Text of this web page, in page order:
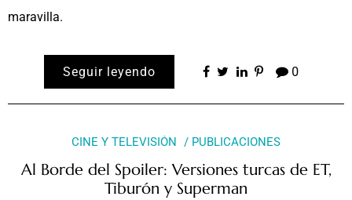
maravilla.
Seguir leyendo 0
CINE Y TELEVISIÓN PUBLICACIONES
Al Borde del Spoiler: Versiones turcas de ET,
Tiburón y Superman